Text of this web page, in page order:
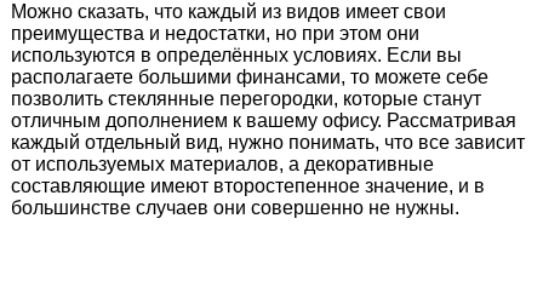
Можно сказать, что каждый из видов имеет свои
преимущества и недостатки, но при этом они
используются в определённых условиях. Если вы
располагаете большими финансами, то можете себе
позволить стеклянные перегородки, которые станут
отличным дополнением к вашему офису. Рассматривая
каждый отдельный вид, нужно понимать, что все зависит
от используемых материалов, а декоративные
составляющие имеют второстепенное значение, и в
большинстве случаев они совершенно не нужны.